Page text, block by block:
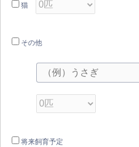
猫
その他
将来飼育予定